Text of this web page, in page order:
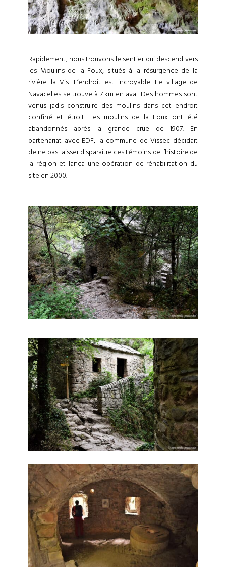
Rapidement, nous trouvons le sentier qui descend vers
les Moulins de la Foux, situés à la résurgence de la
rivière la Vis. L’endroit est incroyable. Le village de
Navacelles se trouve à 7 km en aval. Des hommes sont
venus jadis construire des moulins dans cet endroit
confiné et étroit. Les moulins de la Foux ont été
abandonnés après la grande crue de 1907. En
partenariat avec EDF, la commune de Vissec décidait
de ne pas laisser disparaitre ces témoins de l’histoire de
la région et lança une opération de réhabilitation du
site en 2000.